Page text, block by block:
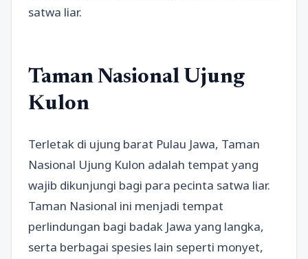
satwa liar.
Taman Nasional Ujung
Kulon
Terletak di ujung barat Pulau Jawa, Taman
Nasional Ujung Kulon adalah tempat yang
wajib dikunjungi bagi para pecinta satwa liar.
Taman Nasional ini menjadi tempat
perlindungan bagi badak Jawa yang langka,
serta berbagai spesies lain seperti monyet,